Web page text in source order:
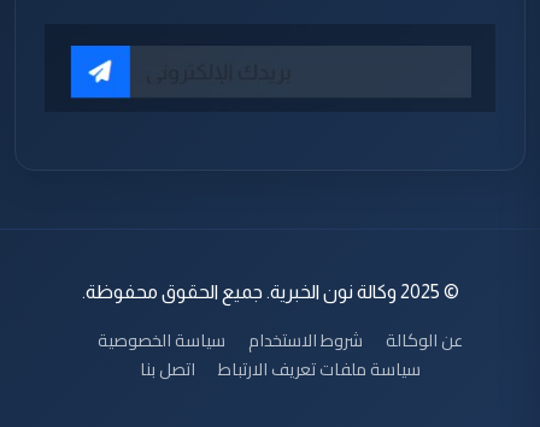
© 2025 وكالة نون الخبرية. جميع الحقوق محفوظة.
عن الوكالة شروط الاستخدام
سياسة الخصوصية
سياسة ملفات تعريف الارتباط
اتصل بنا